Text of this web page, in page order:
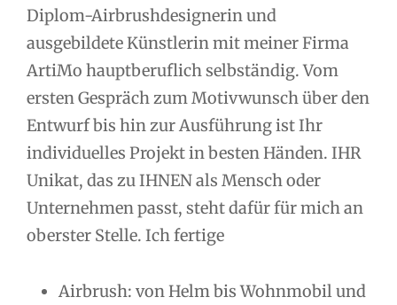
Diplom-Airbrushdesignerin und
ausgebildete Künstlerin mit meiner Firma
ArtiMo hauptberuflich selbständig. Vom
ersten Gespräch zum Motivwunsch über den
Entwurf bis hin zur Ausführung ist Ihr
individuelles Projekt in besten Händen. IHR
Unikat, das zu IHNEN als Mensch oder
Unternehmen passt, steht dafür für mich an
oberster Stelle. Ich fertige
Airbrush: von Helm bis Wohnmobil und